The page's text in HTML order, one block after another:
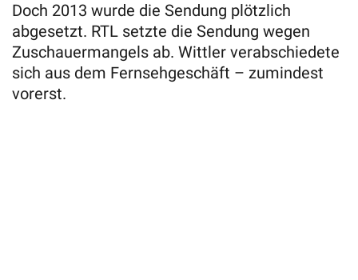
Doch 2013 wurde die Sendung plötzlich
abgesetzt. RTL setzte die Sendung wegen
Zuschauermangels ab. Wittler verabschiedete
sich aus dem Fernsehgeschäft – zumindest
vorerst.